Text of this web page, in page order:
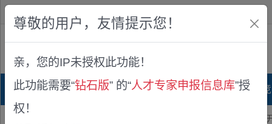
公众版
首页 科研项目库 项目指南库 奖项
> 广西壮族自治区工业和信息化厅关于
尊敬的用户，友情提示您！
亲，您的IP未授权此功能！
此功能需要“钻石版” 的“人才专家申报信息库”授
权！